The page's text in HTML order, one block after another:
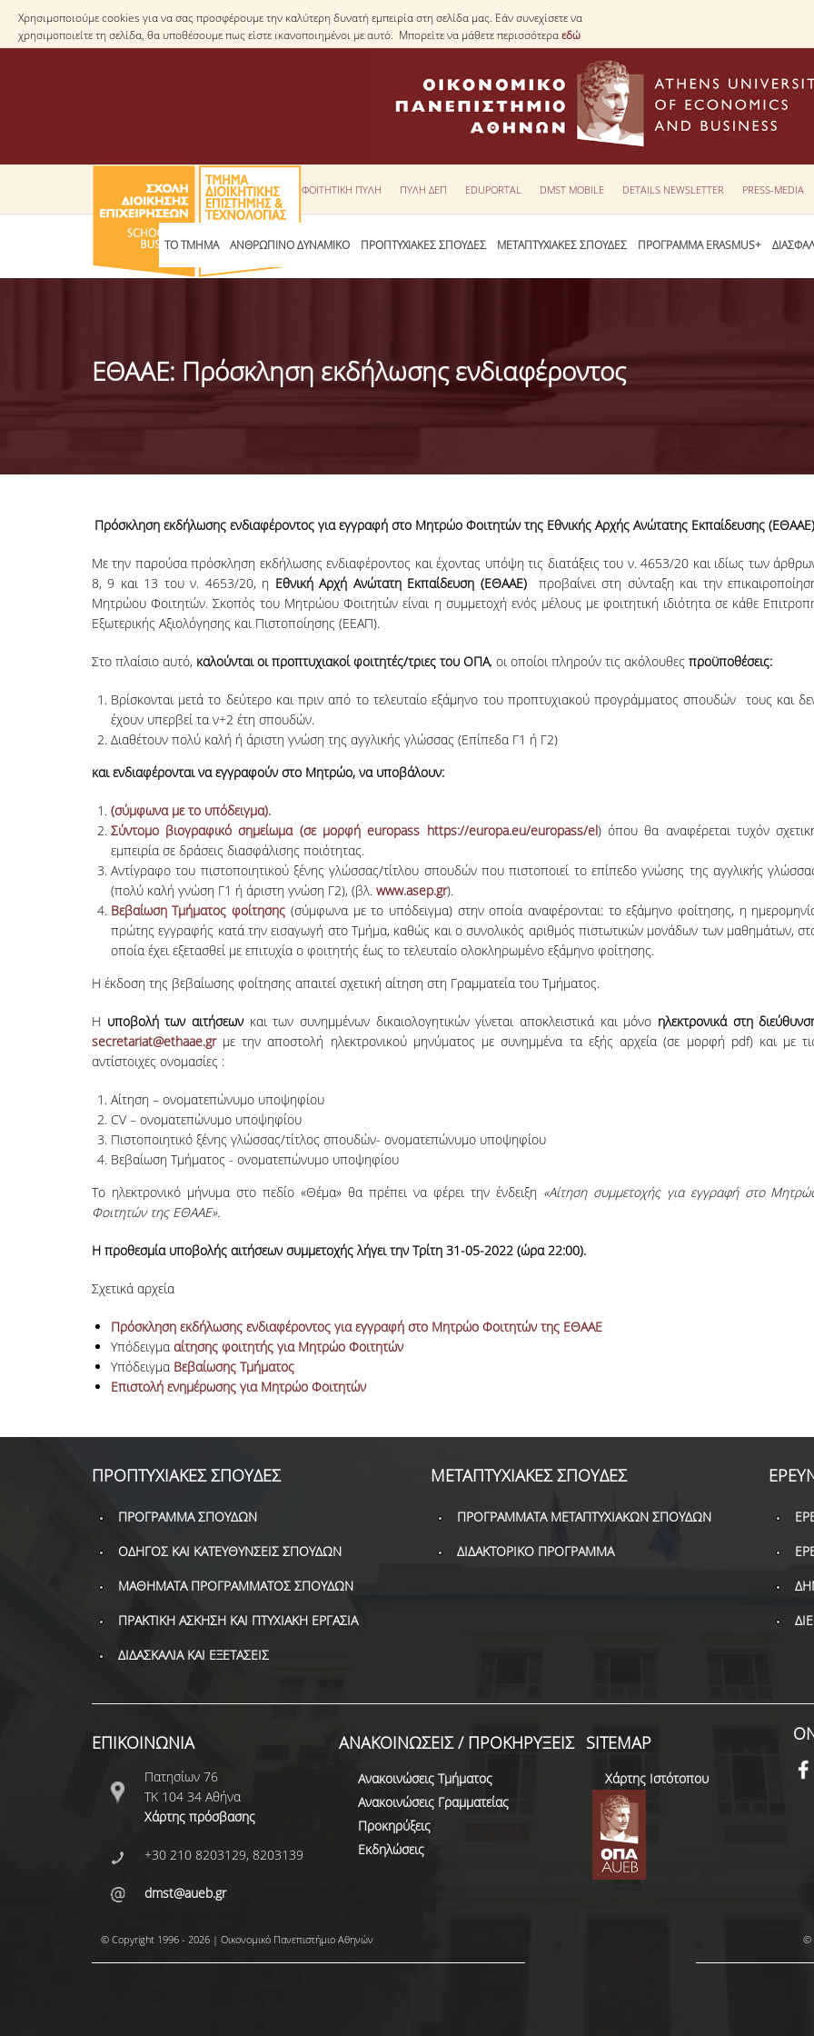
Χρησιμοποιούμε cookies για να σας προσφέρουμε την καλύτερη δυνατή εμπειρία στη σελίδα μας. Εάν συνεχίσετε να
χρησιμοποιείτε τη σελίδα, θα υποθέσουμε πως είστε ικανοποιημένοι με αυτό. Μπορείτε να μάθετε περισσότεραεδώ
ΦΟΙΤΗΤΙΚΗ ΠΥΛΗ ΠΥΛΗ ΔΕΠ EDUPORTAL DMST MOBILE DETAILS NEWSLETTER PRESS-MEDIA
ΤΟ ΤΜΗΜΑ ΑΝΘΡΩΠΙΝΟ ΔΥΝΑΜΙΚΟ ΠΡΟΠΤΥΧΙΑΚΕΣ ΣΠΟΥΔΕΣ ΜΕΤΑΠΤΥΧΙΑΚΕΣ ΣΠΟΥΔΕΣ ΠΡΟΓΡΑΜΜΑ ERASMUS+
ΕΘΑΑΕ: Πρόσκληση εκδήλωσης ενδιαφέροντος
Πρόσκληση εκδήλωσης ενδιαφέροντος για εγγραφή στο Μητρώο Φοιτητών της Εθνικής Αρχής Ανώτατης Εκπαίδευσης (ΕΘΑΑΕ)
Με την παρούσα πρόσκληση εκδήλωσης ενδιαφέροντος και έχοντας υπόψη τις διατάξεις του ν. 4653/20 και ιδίως των
8, 9 και 13 του ν. 4653/20, η Εθνική Αρχή Ανώτατη Εκπαίδευση (ΕΘΑΑΕ)
προβαίνει στη σύνταξη και την
Μητρώου Φοιτητών. Σκοπός του Μητρώου Φοιτητών είναι η συμμετοχή ενός μέλους με φοιτητική ιδιότητα σε κάθε
Εξωτερικής Αξιολόγησης και Πιστοποίησης (ΕΕΑΠ).
Στο πλαίσιο αυτό, καλούνται οι προπτυχιακοί φοιτητές/τριες του ΟΠΑ, οι οποίοι πληρούν τις ακόλουθες προϋποθέσεις:
Βρίσκονται μετά το δεύτερο και πριν από το τελευταίο εξάμηνο του προπτυχιακού προγράμματος σπουδών τους και
έχουν υπερβεί τα ν+2 έτη σπουδών.
Διαθέτουν πολύ καλή ή άριστη γνώση της αγγλικής γλώσσας (Επίπεδα Γ1 ή Γ2)
και ενδιαφέρονται να εγγραφούν στο Μητρώο, να υποβάλουν:
(σύμφωνα με το υπόδειγμα).
Σύντομο βιογραφικό σημείωμα (σε μορφήeuropass https://europa.eu/europass/el) όπου θα αναφέρεται τυχόν
εμπειρία σε δράσεις διασφάλισης ποιότητας.
Αντίγραφο του πιστοποιητικού ξένης γλώσσας/τίτλου σπουδών που πιστοποιεί το επίπεδο γνώσης της αγγλικής
(πολύ καλή γνώση Γ1 ή άριστη γνώση Γ2), (βλ. www.asep.gr).
Βεβαίωση Τμήματος φοίτησης (σύμφωνα με το υπόδειγμα) στην οποία αναφέρονται: το εξάμηνο φοίτησης, η
πρώτης εγγραφής κατά την εισαγωγή στο Τμήμα, καθώς και ο συνολικός αριθμός πιστωτικών μονάδων των μαθημάτων,
οποία έχει εξετασθεί με επιτυχία ο φοιτητής έως το τελευταίο ολοκληρωμένο εξάμηνο φοίτησης.
Η έκδοση της βεβαίωσης φοίτησης απαιτεί σχετική αίτηση στη Γραμματεία του Τμήματος.
Η υποβολή των αιτήσεωνκαι των συνημμένων δικαιολογητικών γίνεται αποκλειστικά και μόνο ηλεκτρονικά στη
secretariat@ethaae.grμε την αποστολή ηλεκτρονικού μηνύματος με συνημμένα τα εξής αρχεία (σε μορφή pdf) και με
αντίστοιχες ονομασίες :
Αίτηση – ονοματεπώνυμο υποψηφίου
CV – ονοματεπώνυμο υποψηφίου
Πιστοποιητικό ξένης γλώσσας/τίτλος σπουδών- ονοματεπώνυμο υποψηφίου
Βεβαίωση Τμήματος - ονοματεπώνυμο υποψηφίου
Το ηλεκτρονικό μήνυμα στο πεδίο «Θέμα» θα πρέπει να φέρει την ένδειξη «Αίτηση συμμετοχής για εγγραφή στο
Φοιτητών της ΕΘΑΑΕ».
Η προθεσμία υποβολής αιτήσεων συμμετοχής λήγει την Τρίτη 31-05-2022 (ώρα 22:00).
Σχετικά αρχεία
Πρόσκληση εκδήλωσης ενδιαφέροντος για εγγραφή στο Μητρώο Φοιτητών της ΕΘΑΑΕ
Υπόδειγμα αίτησης φοιτητής για Μητρώο Φοιτητών
Υπόδειγμα Βεβαίωσης Τμήματος
Επιστολή ενημέρωσης για Μητρώο Φοιτητών
18-06-2026
Εκπόνησης
Διδακτορικών
Διατριβών
Η Συνέλευση
Τμήματος ΔΕΤ
θέσεων
ΠΕΡΙΣΣΟΤΕΡΑ
ΠΡΟΠΤΥΧΙΑΚΕΣ ΣΠΟΥΔΕΣ
ΠΡΟΓΡΑΜΜΑ ΣΠΟΥΔΩΝ
ΟΔΗΓΟΣ ΚΑΙ ΚΑΤΕΥΘΥΝΣΕΙΣ ΣΠΟΥΔΩΝ
ΜΑΘΗΜΑΤΑ ΠΡΟΓΡΑΜΜΑΤΟΣ ΣΠΟΥΔΩΝ
ΠΡΑΚΤΙΚΗ ΑΣΚΗΣΗ ΚΑΙ ΠΤΥΧΙΑΚΗ ΕΡΓΑΣΙΑ
ΔΙΔΑΣΚΑΛΙΑ ΚΑΙ ΕΞΕΤΑΣΕΙΣ
ΜΕΤΑΠΤΥΧΙΑΚΕΣ ΣΠΟΥΔΕΣ
ΠΡΟΓΡΑΜΜΑΤΑ ΜΕΤΑΠΤΥΧΙΑΚΩΝ ΣΠΟΥΔΩΝ
ΔΙΔΑΚΤΟΡΙΚΟ ΠΡΟΓΡΑΜΜΑ
ΕΠΙΚΟΙΝΩΝΙΑ
Πατησίων 76
ΤΚ 104 34 Αθήνα
Χάρτης πρόσβασης
+30 210 8203129, 8203139
dmst@aueb.gr
ΑΝΑΚΟΙΝΩΣΕΙΣ / ΠΡΟΚΗΡΥΞΕΙΣ
Ανακοινώσεις Τμήματος
Ανακοινώσεις Γραμματείας
Προκηρύξεις
Εκδηλώσεις
SITEMAP
Χάρτης Ιστότοπου
© Copyright 1996 - 2026 | Οικονομικό Πανεπιστήμιο Αθηνών ©